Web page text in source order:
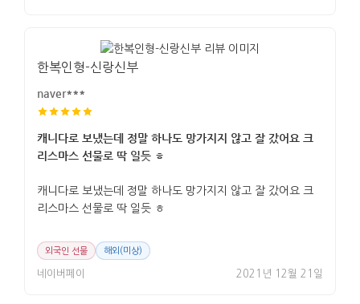
한복인형-신랑신부
naver***
캐니다로 보냈는데 정말 하나도 망가지지 않고 잘 갔어요 크
리스마스 선물로 딱 일듯 ㅎ
캐니다로 보냈는데 정말 하나도 망가지지 않고 잘 갔어요 크
리스마스 선물로 딱 일듯 ㅎ
외국인 선물 해외(미상)
네이버페이 2021년 12월 21일